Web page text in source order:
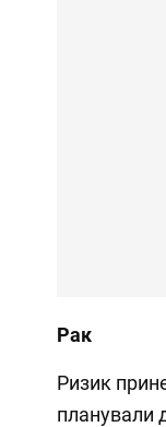
Рак
Ризик
планували